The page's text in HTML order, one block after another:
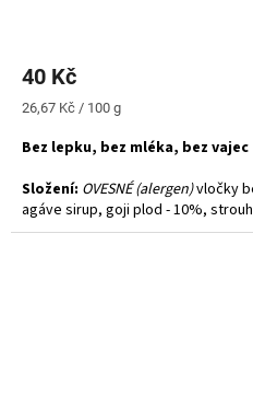
40 Kč
Měrná
26,67 Kč / 100 g
Bez lepku, bez mléka, bez vajec
Složení: OVESNÉ (alergen)vločky
agáve sirup, goji plod - 10%,
kokosový olej, bambucké máslo,